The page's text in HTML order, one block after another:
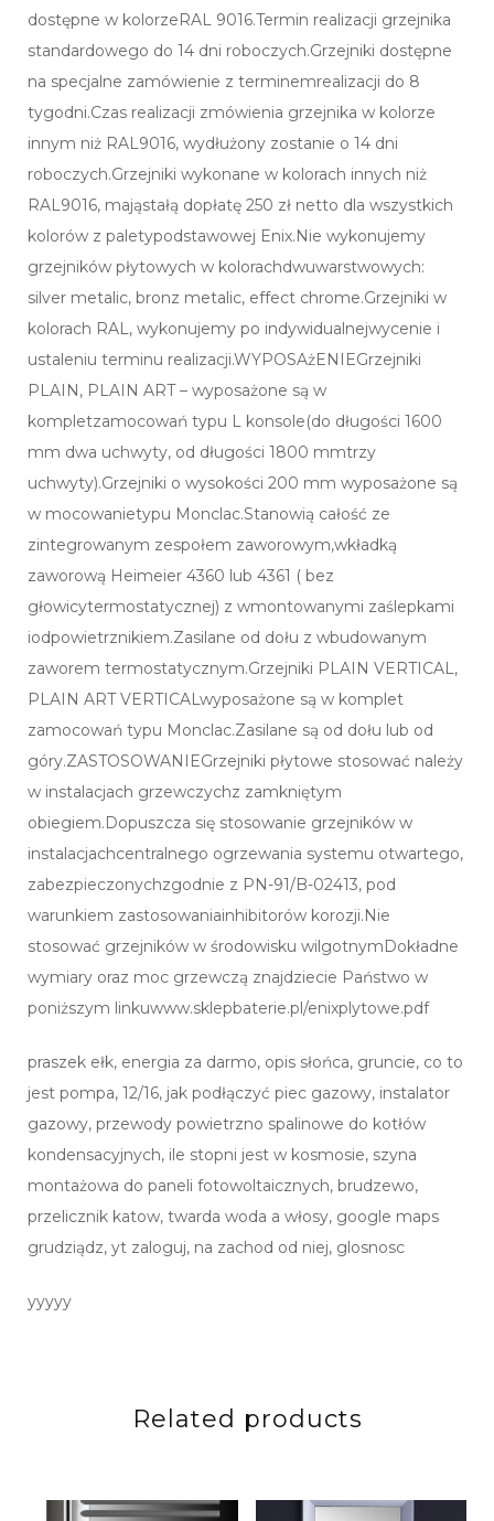
dostępne w kolorzeRAL 9016.Termin realizacji grzejnika
standardowego do 14 dni roboczych.Grzejniki dostępne
na specjalne zamówienie z terminemrealizacji do 8
tygodni.Czas realizacji zmówienia grzejnika w kolorze
innym niż RAL9016, wydłużony zostanie o 14 dni
roboczych.Grzejniki wykonane w kolorach innych niż
RAL9016, mająstałą dopłatę 250 zł netto dla wszystkich
kolorów z paletypodstawowej Enix.Nie wykonujemy
grzejników płytowych w kolorachdwuwarstwowych:
silver metalic, bronz metalic, effect chrome.Grzejniki w
kolorach RAL, wykonujemy po indywidualnejwycenie i
ustaleniu terminu realizacji.WYPOSAżENIEGrzejniki
PLAIN, PLAIN ART – wyposażone są w
kompletzamocowań typu L konsole(do długości 1600
mm dwa uchwyty, od długości 1800 mmtrzy
uchwyty).Grzejniki o wysokości 200 mm wyposażone są
w mocowanietypu Monclac.Stanowią całość ze
zintegrowanym zespołem zaworowym,wkładką
zaworową Heimeier 4360 lub 4361 ( bez
głowicytermostatycznej) z wmontowanymi zaślepkami
iodpowietrznikiem.Zasilane od dołu z wbudowanym
zaworem termostatycznym.Grzejniki PLAIN VERTICAL,
PLAIN ART VERTICALwyposażone są w komplet
zamocowań typu Monclac.Zasilane są od dołu lub od
góry.ZASTOSOWANIEGrzejniki płytowe stosować należy
w instalacjach grzewczychz zamkniętym
obiegiem.Dopuszcza się stosowanie grzejników w
instalacjachcentralnego ogrzewania systemu otwartego,
zabezpieczonychzgodnie z PN-91/B-02413, pod
warunkiem zastosowaniainhibitorów korozji.Nie
stosować grzejników w środowisku wilgotnymDokładne
wymiary oraz moc grzewczą znajdziecie Państwo w
poniższym linkuwww.sklepbaterie.pl/enixplytowe.pdf
praszek ełk, energia za darmo, opis słońca, gruncie, co to
jest pompa, 12/16, jak podłączyć piec gazowy, instalator
gazowy, przewody powietrzno spalinowe do kotłów
kondensacyjnych, ile stopni jest w kosmosie, szyna
montażowa do paneli fotowoltaicznych, brudzewo,
przelicznik katow, twarda woda a włosy, google maps
grudziądz, yt zaloguj, na zachod od niej, glosnosc
yyyyy
Related products